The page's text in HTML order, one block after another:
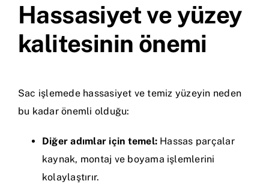
Hassasiyet ve yüzey
kalitesinin önemi
Sac işlemede hassasiyet ve temiz yüzeyin neden
bu kadar önemli olduğu:
Diğer adımlar için temel: Hassas parçalar
kaynak, montaj ve boyama işlemlerini
kolaylaştırır.